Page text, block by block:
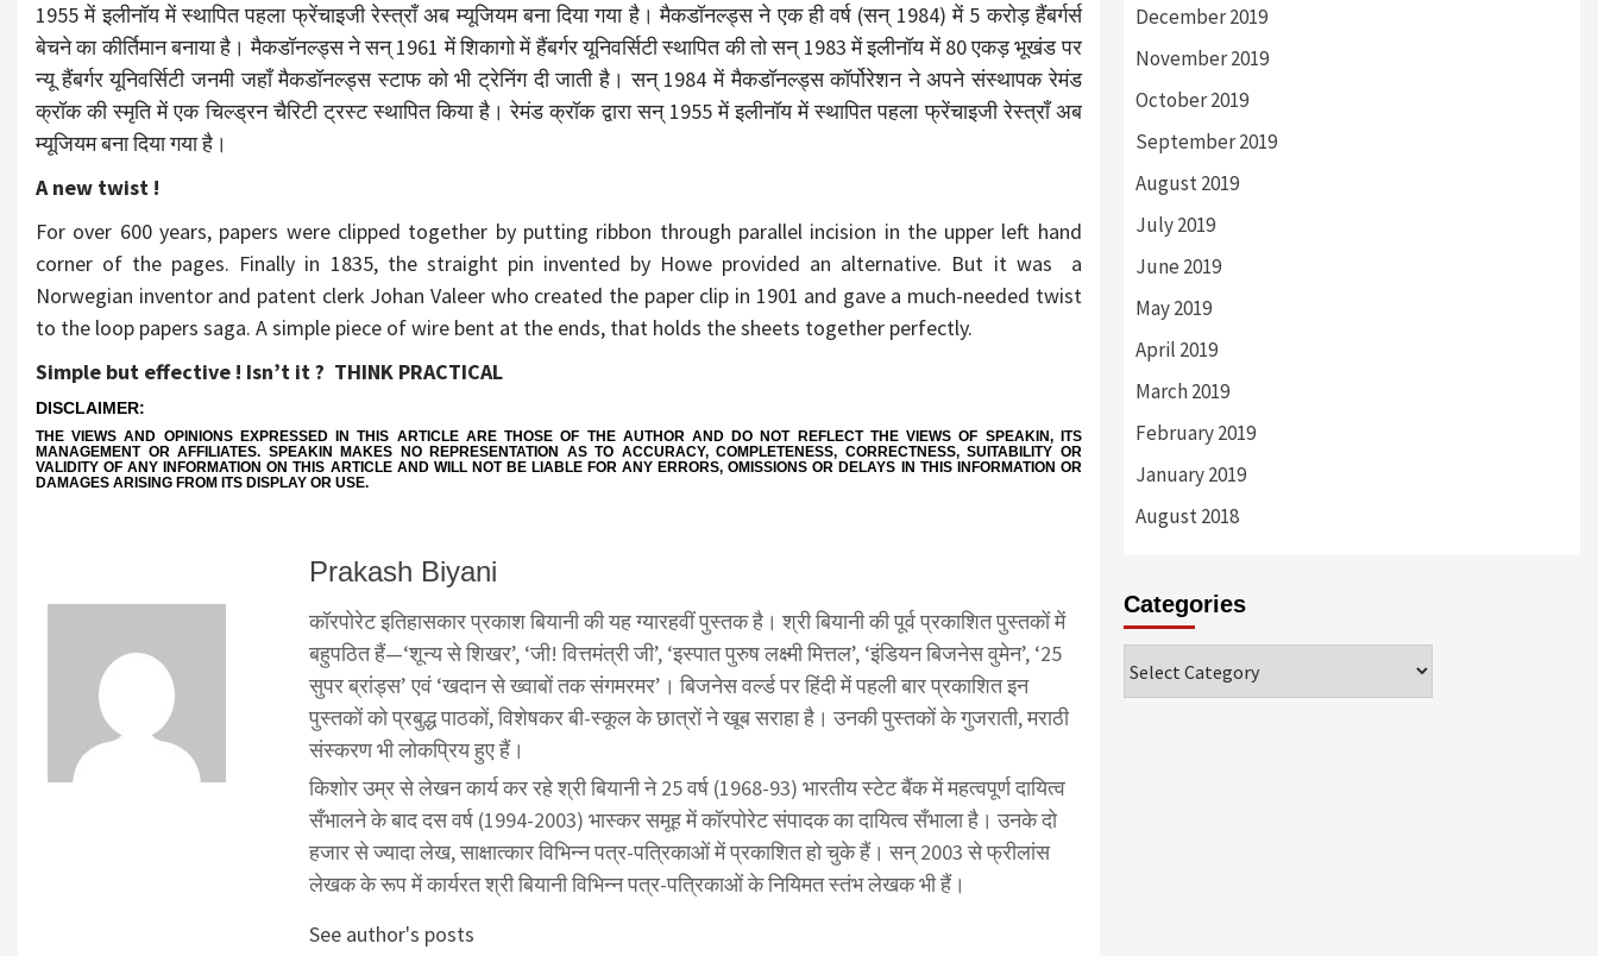
1955 में इलीनॉय में स्थापित पहला फ्रेंचाइजी रेस्त्राँ अब म्यूजियम बना दिया गया है। मैकडॉनल्ड्स ने एक ही वर्ष (सन् 1984) में 5 करोड़ हैंबर्गर्स
बेचने का कीर्तिमान बनाया है। मैकडॉनल्ड्स ने सन् 1961 में शिकागो में हैंबर्गर यूनिवर्सिटी स्थापित की तो सन् 1983 में इलीनॉय में 80 एकड़ भूखंड पर
न्यू हैंबर्गर यूनिवर्सिटी जनमी जहाँ मैकडॉनल्ड्स स्टाफ को भी ट्रेनिंग दी जाती है। सन् 1984 में मैकडॉनल्ड्स कॉर्पोरेशन ने अपने संस्थापक रेमंड
क्रॉक की स्मृति में एक चिल्ड्रन चैरिटी ट्रस्ट स्थापित किया है। रेमंड क्रॉक द्वारा सन् 1955 में इलीनॉय में स्थापित पहला फ्रेंचाइजी रेस्त्राँ अब
म्यूजियम बना दिया गया है।
A new twist !
For over 600 years, papers were clipped together by putting ribbon through parallel incision in the upper left hand
corner of the pages. Finally in 1835, the straight pin invented by Howe provided an alternative. But it was a
Norwegian inventor and patent clerk Johan Valeer who created the paper clip in 1901 and gave a much-needed twist
to the loop papers saga. A simple piece of wire bent at the ends, that holds the sheets together perfectly.
Simple but effective ! Isn’t it ? THINK PRACTICAL
DISCLAIMER:
THE VIEWS AND OPINIONS EXPRESSED IN THIS ARTICLE ARE THOSE OF THE AUTHOR AND DO NOT REFLECT THE VIEWS OF SPEAKIN, ITS
MANAGEMENT OR AFFILIATES. SPEAKIN MAKES NO REPRESENTATION AS TO ACCURACY, COMPLETENESS, CORRECTNESS, SUITABILITY OR
VALIDITY OF ANY INFORMATION ON THIS ARTICLE AND WILL NOT BE LIABLE FOR ANY ERRORS, OMISSIONS OR DELAYS IN THIS INFORMATION OR
DAMAGES ARISING FROM ITS DISPLAY OR USE.
Prakash Biyani
कॉरपोरेट इतिहासकार प्रकाश बियानी की यह ग्यारहवीं पुस्तक है। श्री बियानी की पूर्व प्रकाशित पुस्तकों में
बहुपठित हैं—‘शून्य से शिखर’, ‘जी! वित्तमंत्री जी’, ‘इस्पात पुरुष लक्ष्मी मित्तल’, ‘इंडियन बिजनेस वुमेन’, ‘25
सुपर ब्रांड्स’ एवं ‘खदान से ख्वाबों तक संगमरमर’। बिजनेस वर्ल्ड पर हिंदी में पहली बार प्रकाशित इन
पुस्तकों को प्रबुद्ध पाठकों, विशेषकर बी-स्कूल के छात्रों ने खूब सराहा है। उनकी पुस्तकों के गुजराती, मराठी
संस्करण भी लोकप्रिय हुए हैं।
‌किशोर उम्र से लेखन कार्य कर रहे श्री बियानी ने 25 वर्ष (1968-93) भारतीय स्टेट बैंक में महत्वपूर्ण दायित्व
सँभालने के बाद दस वर्ष (1994-2003) भास्कर समूह में कॉरपोरेट संपादक का दायित्व सँभाला है। उनके दो
हजार से ज्यादा लेख, साक्षात्कार विभिन्‍न पत्र-पत्रिकाओं में प्रकाशित हो चुके हैं। सन् 2003 से फ्रीलांस
लेखक के रूप में कार्यरत श्री बियानी विभिन्‍न पत्र-पत्रिकाओं के निय‌िमत स्तंभ लेखक भी हैं।
See author's posts
December 2019
November 2019
October 2019
September 2019
August 2019
July 2019
June 2019
May 2019
April 2019
March 2019
February 2019
January 2019
August 2018
Categories